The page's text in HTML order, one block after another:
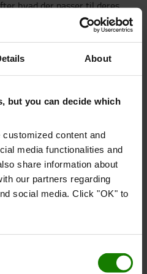
About
but you can decide which
content and
media functionalities and
share information about
our partners regarding
social media. Click "OK" to
hvad der passer til deres
multifunktions-joystick
hvilket optimerer ergonomien
støj og vibrationer og
optimal effektivitet og
med Toyotas velkendte
Aktiv Stabilitet (SAS).
vægt, løftehøjden og
stabil drift.
af driften
sikkerhed, produktivitet og